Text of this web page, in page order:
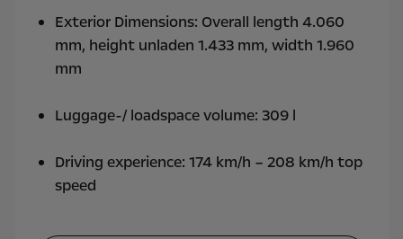
Exterior Dimensions: Overall length 4.060
mm, height unladen 1.433 mm, width 1.960
mm
Luggage-/ loadspace volume: 309 l
Driving experience: 174 km/h – 208 km/h top
speed